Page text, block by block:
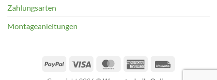
Zahlungsarten
Montageanleitungen
PayPal Visa MasterCardAmerican